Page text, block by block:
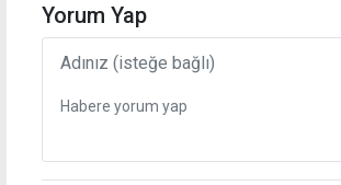
Yorum Yap